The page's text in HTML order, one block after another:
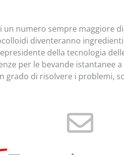
un numero sempre maggiore
diventeranno
della tecnologia
per le bevande istantanee
grado di risolvere i problemi,